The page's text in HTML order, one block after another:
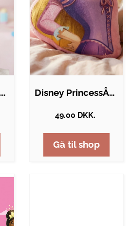
Disney PrincessÂ® Partyhatte Disney PrincessÂ® Rapunzel Mini Pude
49.00 DKK.
Gå til shop